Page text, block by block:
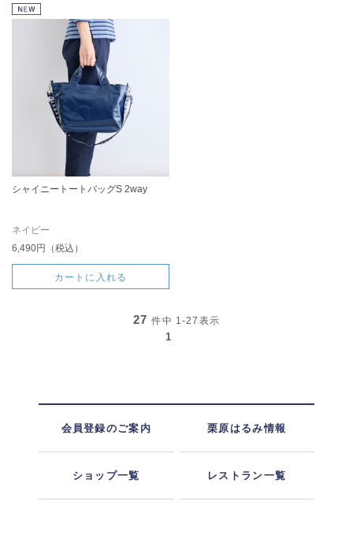
シャイニートートバッグS 2way
ネイビー
6,490円（税込）
カートに入れる
27 件中 1-27 表示
1
会員登録のご案内 栗原はるみ情報
ショップ一覧 レストラン一覧